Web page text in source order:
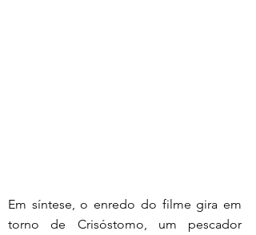
Em síntese, o enredo do filme gira em
torno de Crisóstomo, um pescador